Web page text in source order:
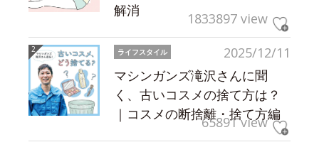
解消
1833897 view
2025/12/11
ライフスタイル
マシンガンズ滝沢さんに聞
く、古いコスメの捨て方は？
｜コスメの断捨離・捨て方編
65891 view